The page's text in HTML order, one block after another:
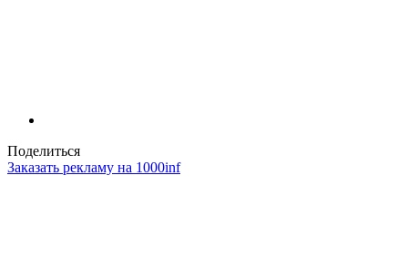
Поделиться
Заказать рекламу на 1000inf